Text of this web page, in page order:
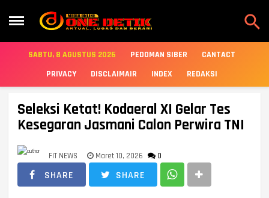

SABTU, 8 AGUSTUS 2026 PEDOMAN SIBER
CANTACT
PRIVACY
DISCLAIMAIR INDEX REDAKSI
Seleksi Ketat! Kodaeral XI Gelar Tes
Kesegaran Jasmani Calon Perwira TNI
FIT NEWS Maret 10, 2026 0
SHARE SHARE